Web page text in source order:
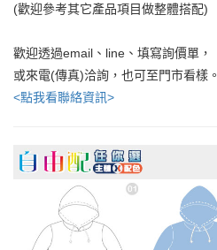
(歡迎參考其它產品項目做整體搭配)
歡迎透過email、line、填寫詢價單，
或來電(傳真)洽詢，也可至門市看樣。
<點我看聯絡資訊>